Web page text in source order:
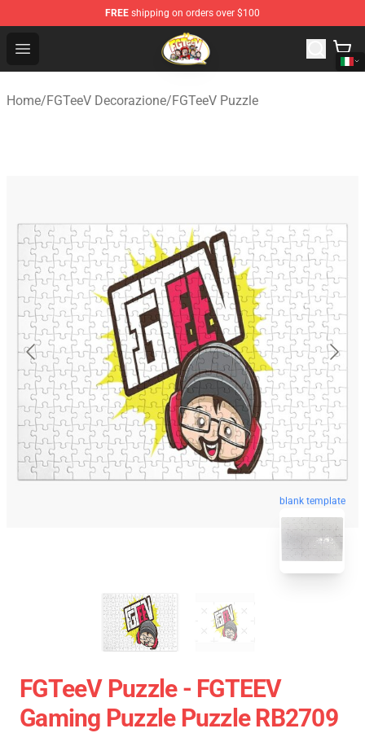
FREE shipping on orders over $100
Open menu
FGTeeV Store - Official FGTeeV Merchandise Shop
Home/FGTeeV Decorazione/FGTeeV Puzzle
blank template
FGTeeV Puzzle - FGTEEV
Gaming Puzzle Puzzle RB2709